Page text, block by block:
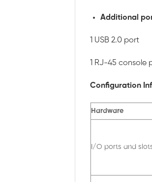
Additional
1 USB 2.0 port
1 RJ-45 console
Configuration
Hardware
I/O ports and